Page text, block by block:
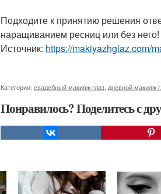
Подходите к принятию решения
наращиванием ресниц или без него!
Источник: https://makiyazhglaz.com/
Категории: свадебный макияж глаз дневной макияж
Понравилось? Поделитесь с